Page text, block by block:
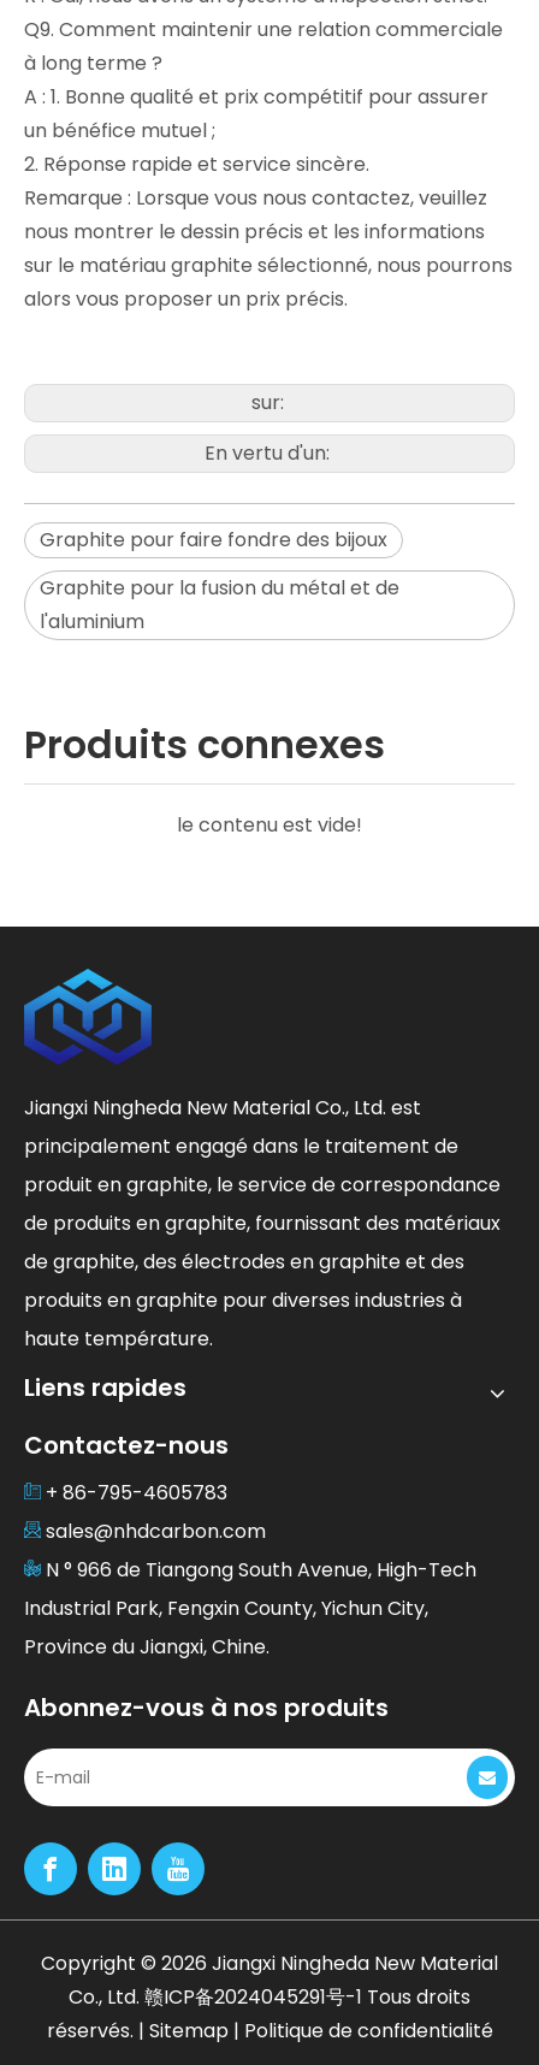
Q9. Comment maintenir une relation commerciale
à long terme ?
A : 1. Bonne qualité et prix compétitif pour assurer
un bénéfice mutuel ;
2. Réponse rapide et service sincère.
Remarque : Lorsque vous nous contactez, veuillez
nous montrer le dessin précis et les informations
sur le matériau graphite sélectionné, nous pourrons
alors vous proposer un prix précis.
sur:
En vertu d'un:
Graphite pour faire fondre des bijoux
Graphite pour la fusion du métal et de
l'aluminium
Produits connexes
le contenu est vide!
Jiangxi Ningheda New Material Co., Ltd. est
principalement engagé dans le traitement de
produit en graphite, le service de correspondance
de produits en graphite, fournissant des matériaux
de graphite, des électrodes en graphite et des
produits en graphite pour diverses industries à
haute température.
Liens rapides
Contactez-nous
+ 86-795-4605783
sales@nhdcarbon.com
N ° 966 de Tiangong South Avenue, High-Tech
Industrial Park, Fengxin County, Yichun City,
Province du Jiangxi, Chine.
Abonnez-vous à nos produits
Copyright © 2026 Jiangxi Ningheda New Material
Co., Ltd. 赣ICP备2024045291号-1 Tous droits
réservés. | Sitemap | Politique de confidentialité